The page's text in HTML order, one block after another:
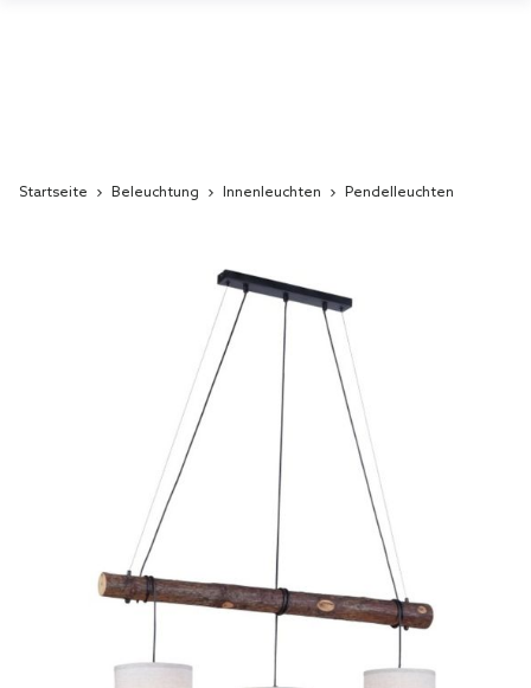
Startseite Beleuchtung Innenleuchten Pendelleuchten